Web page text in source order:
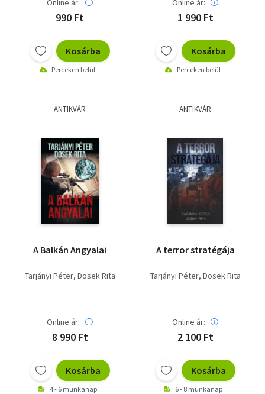
Online ár:
990 Ft
Kosárba
Perceken belül
Online ár:
1 990 Ft
Kosárba
Perceken belül
ANTIKVÁR
A Balkán Angyalai
Tarjányi Péter Dosek Rita
Online ár:
8 990 Ft
Kosárba
4 - 6 munkanap
ANTIKVÁR
A terror stratégája
Tarjányi Péter Dosek Rita
Online ár:
2 100 Ft
Kosárba
6 - 8 munkanap